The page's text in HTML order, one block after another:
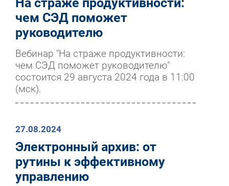
чем СЭД поможет
руководителю
Вебинар "На страже продуктивности:
чем СЭД поможет руководителю"
состоится 29 августа 2024 года в 11:00
(мск).
27.08.2024
Электронный архив: от
рутины к эффективному
управлению